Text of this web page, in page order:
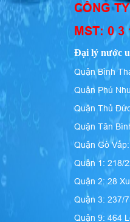
CÔNG
MST: 0 3
Đại lý nước
Quận Bình
Quận Phú
Quận Thủ
Quận Tân
Quận Gò
Quận 1: 218/
Quận 2: 28
Quận 3: 237/
Quận 9: 464